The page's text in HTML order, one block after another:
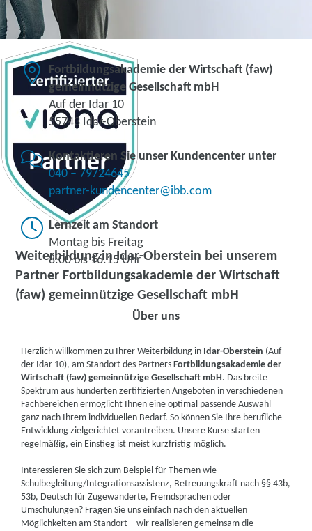
Weiterbildung in Idar-Oberstein bei unserem
Partner Fortbildungsakademie der Wirtschaft
(faw) gemeinnützige Gesellschaft mbH
Fortbildungsakademie der Wirtschaft (faw)
gemeinnützige Gesellschaft mbH
Auf der Idar 10
55743 Idar-Oberstein
Kontaktieren Sie unser Kundencenter unter
040 – 79724645
partner-kundencenter@ibb.com
Lernzeit am Standort
Montag bis Freitag
8.00 bis 16.15 Uhr
Über uns
Herzlich willkommen zu Ihrer Weiterbildung in Idar-Oberstein (Auf
der Idar 10), am Standort des PartnersFortbildungsakademie der
Wirtschaft (faw) gemeinnützige Gesellschaft mbH. Das breite
Spektrum aus hunderten zertifizierten Angeboten in verschiedenen
Fachbereichen ermöglicht Ihnen eine optimal passende Auswahl
ganz nach Ihrem individuellen Bedarf. So können Sie Ihre berufliche
Entwicklung zielgerichtet vorantreiben. Unsere Kurse starten
regelmäßig, ein Einstieg ist meist kurzfristig möglich.
Interessieren Sie sich zum Beispiel für Themen wie
Schulbegleitung/Integrationsassistenz, Betreuungskraft nach §§ 43b,
53b, Deutsch für Zugewanderte, Fremdsprachen oder
Umschulungen? Fragen Sie uns einfach nach den aktuellen
Möglichkeiten am Standort – wir realisieren gemeinsam die